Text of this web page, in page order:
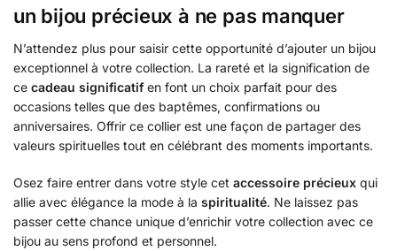
un bijou précieux à ne pas manquer
N’attendez plus pour saisir cette opportunité d’ajouter un bijou
exceptionnel à votre collection. La rareté et la signification de
ce cadeau significatifen font un choix parfait pour des
occasions telles que des baptêmes, confirmations ou
anniversaires. Offrir ce collier est une façon de partager des
valeurs spirituelles tout en célébrant des moments importants.
Osez faire entrer dans votre style cet accessoire précieux qui
allie avec élégance la mode à la spiritualité. Ne laissez pas
passer cette chance unique d’enrichir votre collection avec ce
bijou au sens profond et personnel.